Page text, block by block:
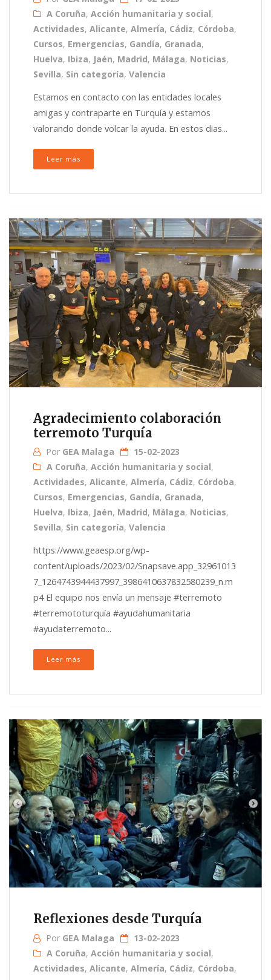
A Coruña, Acción humanitaria y social,
Actividades, Alicante, Almería, Cádiz, Córdoba,
Cursos, Emergencias, Gandía, Granada,
Huelva, Ibiza, Jaén, Madrid, Málaga, Noticias,
Sevilla, Sin categoría, Valencia
Estamos en contacto con las entidades locales
amigas y contraparte en Turquía y estamos
valorando donde volcar la ayuda. En estos dias...
Leer más
Agradecimiento colaboración
terremoto Turquía
Por GEA Malaga
15-02-2023
A Coruña, Acción humanitaria y social,
Actividades, Alicante, Almería, Cádiz, Córdoba,
Cursos, Emergencias, Gandía, Granada,
Huelva, Ibiza, Jaén, Madrid, Málaga, Noticias,
Sevilla, Sin categoría, Valencia
https://www.geaesp.org/wp-
content/uploads/2023/02/Snapsave.app_32961013
7_1264743944437997_3986410637832580239_n.m
p4 El equipo nos envía un mensaje #terremoto
#terremototurquía #ayudahumanitaria
#ayudaterremoto...
Leer más
Reflexiones desde Turquía
Por GEA Malaga
13-02-2023
A Coruña, Acción humanitaria y social,
Actividades, Alicante, Almería, Cádiz, Córdoba,